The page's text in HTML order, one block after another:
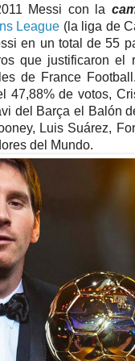
Messi con la
League (la liga de
en un total de 55
que justificaron
de France
47,88% de votos,
del Barça el Balón
Luis Suárez,
del Mundo.